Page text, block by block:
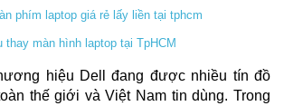
phím laptop giá rẻ lấy liền tại tphcm
thay màn hình laptop tại TpHCM
hiệu Dell đang được nhiều tín đồ
thế giới và Việt Nam tin dùng. Trong